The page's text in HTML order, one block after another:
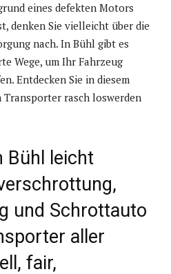
eines defekten Motors
denken Sie vielleicht über die
nach. In Bühl gibt es
Wege, um Ihr Fahrzeug
Entdecken Sie in diesem
rasch loswerden
Bühl leicht
und Schrottauto
aller
fair,